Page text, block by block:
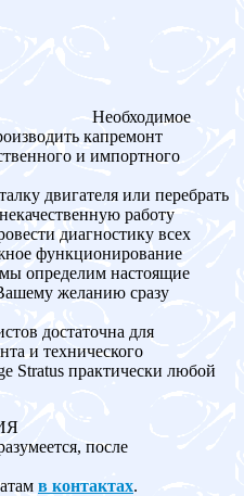
Необходимое
капремонт
и импортного
двигателя или перебрать
работу
диагностику всех
функционирование
определим настоящие
желанию сразу
достаточна для
и технического
Stratus практически любой
после
в контактах.